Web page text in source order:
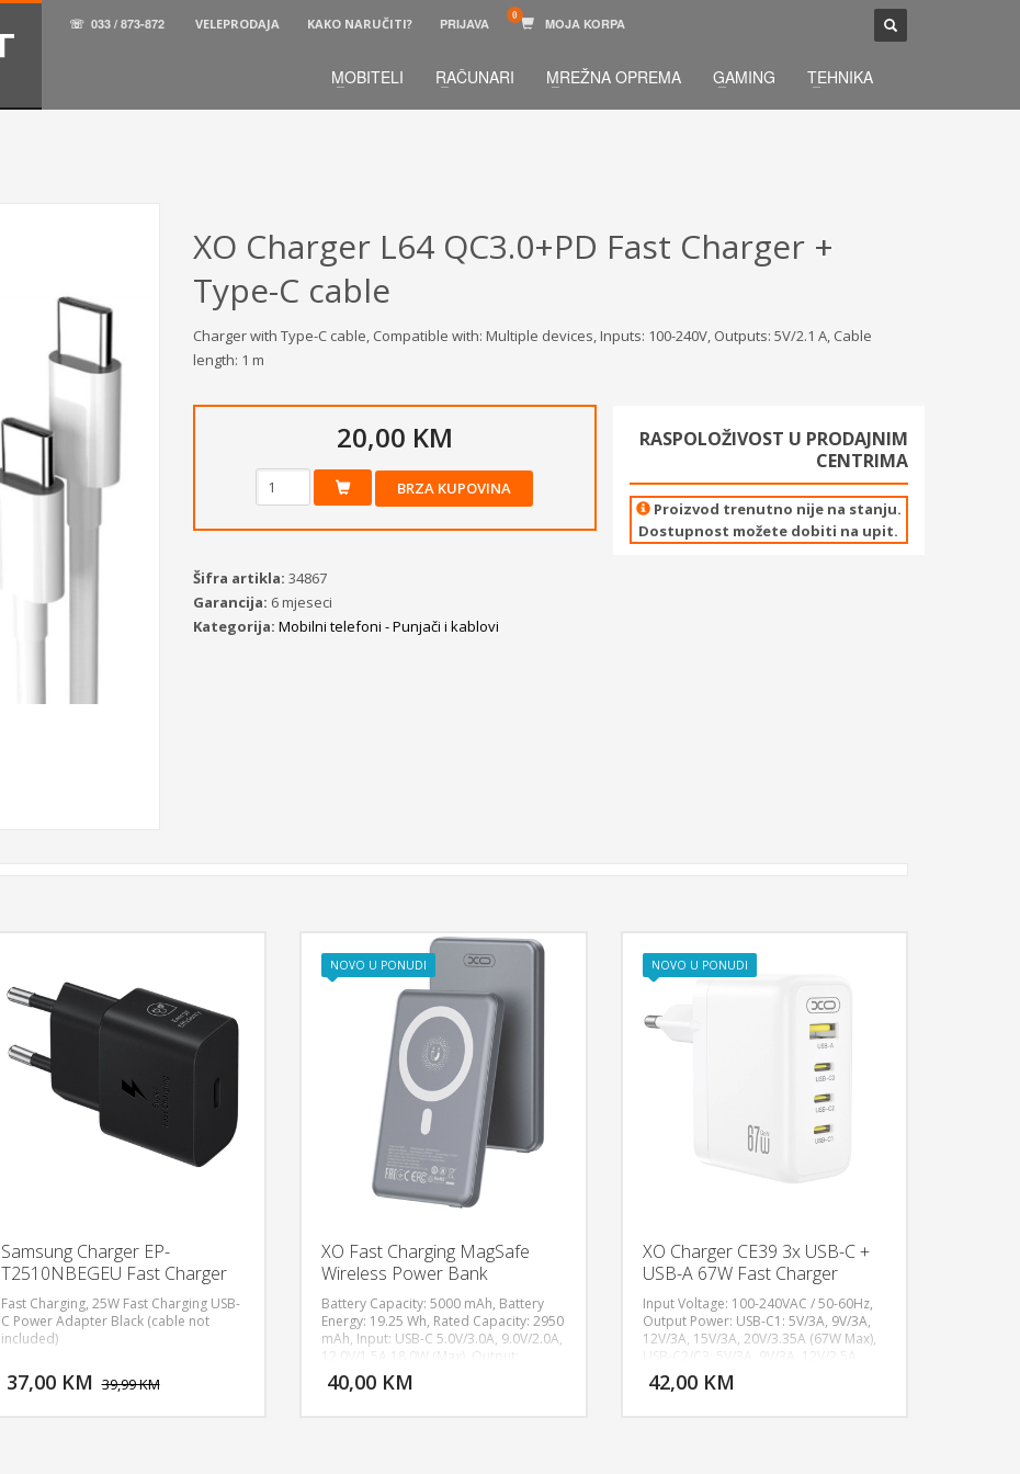
☏ 033 / 873-872 VELEPRODAJA KAKO NARUČITI? PRIJAVA MOJA KORPA
MOBITELI RAČUNARI MREŽNA OPREMA GAMING TEHNIKA
XO Charger L64 QC3.0+PD Fast Charger +
Type-C cable
Charger with Type-C cable, Compatible with: Multiple devices, Inputs: 100-240V, Outputs: 5V/2.1 A, Cable
length: 1 m
20,00 KM
BRZA KUPOVINA
Šifra artikla: 34867
Garancija: 6 mjeseci
Kategorija: Mobilni telefoni - Punjači i kablovi
RASPOLOŽIVOST U PRODAJNIM
CENTRIMA
Proizvod trenutno nije na stanju.
Dostupnost možete dobiti na upit.
Samsung Charger EP-
T2510NBEGEU Fast Charger
25W
Fast Charging, 25W Fast Charging USB-
C Power Adapter Black (cable not
included)
37,00 KM 39,99 KM
NOVO U PONUDI
XO Fast Charging MagSafe
Wireless Power Bank
5000mAh PR293
Battery Capacity: 5000 mAh, Battery
Energy: 19.25 Wh, Rated Capacity: 2950
mAh, Input: USB-C 5.0V/3.0A, 9.0V/2.0A,
12.0V/1.5A 18.0W (Max), Output:
Wireless Charging
5W/6.8.5W/10W/15W, USB-C-20.0W
40,00 KM
NOVO U PONUDI
XO Charger CE39 3x USB-C +
USB-A 67W Fast Charger
Input Voltage: 100-240VAC / 50-60Hz,
Output Power: USB-C1: 5V/3A, 9V/3A,
12V/3A, 15V/3A, 20V/3.35A (67W Max),
USB-C2/C3: 5V/3A, 9V/3A, 12V/2.5A,
15V/2A, 20V/1.5A (30W Maks.), USB-A:
5V/3A, 9V/2A, 12V/1,5A, 10V/2,25A
42,00 KM
DODAJ U KORPU